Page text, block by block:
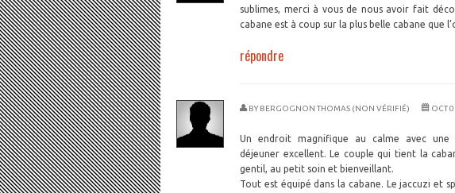
sublimes, merci à vous de nous avoir fait
cabane est à coup sur la plus belle cabane que
répondre
BY BERGOGNON THOMAS (NON VÉRIFIÉ) OCT
Un endroit magnifique au calme avec
déjeuner excellent. Le couple qui tient la
gentil, au petit soin et bienveillant.
Tout est équipé dans la cabane. Le jaccuzi et